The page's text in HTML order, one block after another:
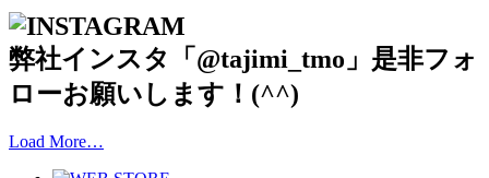
弊社インスタ「@tajimi_tmo」是非フォ
ローお願いします！(^^)
Load More…